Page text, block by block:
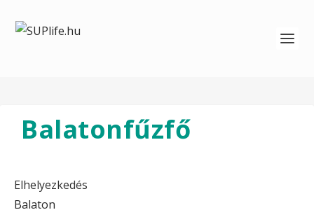
Balatonfűzfő
Elhelyezkedés
Balaton